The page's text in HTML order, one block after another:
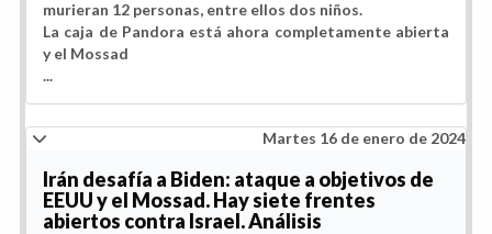
murieran 12 personas, entre ellos dos niños.
La caja de Pandora está ahora completamente abierta
y el Mossad
...
Martes 16 de enero de 2024
Irán desafía a Biden: ataque a objetivos de
EEUU y el Mossad. Hay siete frentes
abiertos contra Israel. Análisis